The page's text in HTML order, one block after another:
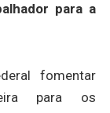
para a
fomentar
para os